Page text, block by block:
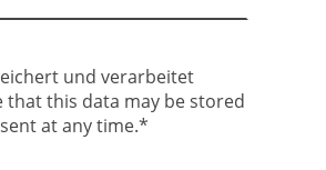
und verarbeitet
that this data may be stored
at any time.*